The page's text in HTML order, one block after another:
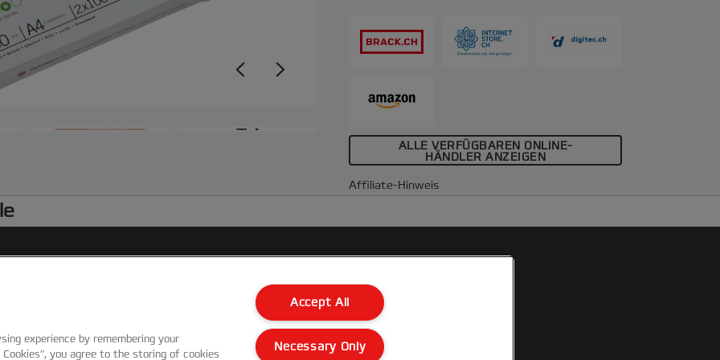
+3
ALLE VERFÜGBAREN ONLINE-
HÄNDLER ANZEIGEN
Affiliate-Hinweis
Garantie Bedingungen
experience by remembering your
you agree to the storing of cookies
Accept All
Necessary Only